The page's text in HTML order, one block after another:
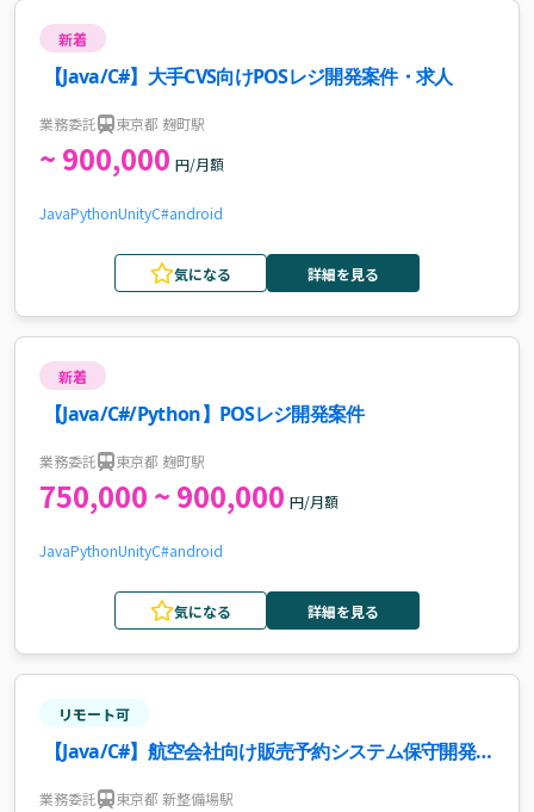
新着
【Java/C#】大手CVS向けPOSレジ開発案件・求人
業務委託 東京都 麹町駅
~ 900,000 円/月額
JavaPythonUnityC#android
気になる 詳細を見る
新着
【Java/C#/Python】POSレジ開発案件
業務委託 東京都 麹町駅
750,000 ~ 900,000 円/月額
JavaPythonUnityC#android
気になる 詳細を見る
リモート可
【Java/C#】航空会社向け販売予約システム保守開発案
業務委託 東京都 新整備場駅